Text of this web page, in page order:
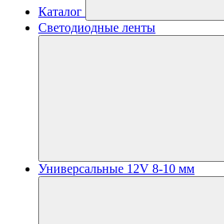
Каталог
Светодиодные ленты
Универсальные 12V 8-10 мм